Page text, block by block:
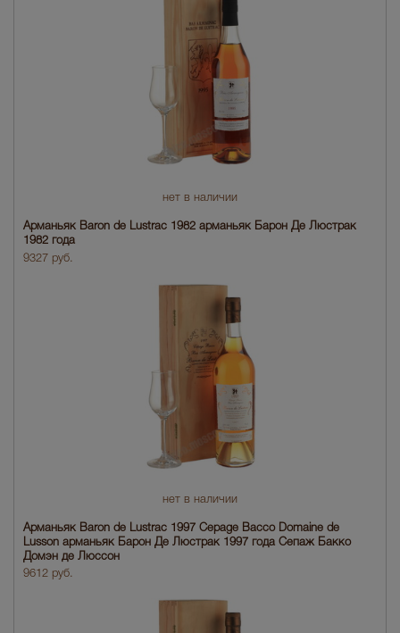
нет в наличии
Арманьяк Baron de Lustrac 1982 арманьяк Барон Де Люстрак
1982 года
9327 руб.
нет в наличии
Арманьяк Baron de Lustrac 1997 Cepage Bacco Domaine de
Lusson арманьяк Барон Де Люстрак 1997 года Сепаж Бакко
Домэн де Люссон
9612 руб.